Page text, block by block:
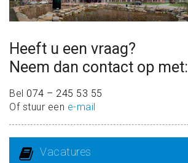
Heeft u een vraag?
Neem dan contact op met:
Bel 074 – 245 53 55
Of stuur een e-mail
Vacatures